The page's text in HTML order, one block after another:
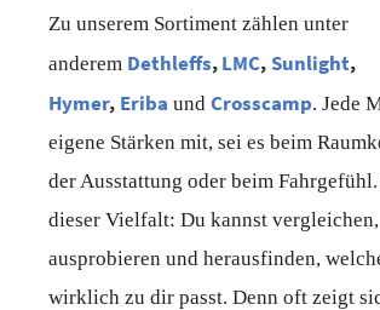
Zu unserem Sortiment zählen unter
anderem Dethleffs,LMC,Sunlight,
Hymer, Eriba und Crosscamp. Jede
eigene Stärken mit, sei es beim
der Ausstattung oder beim
dieser Vielfalt: Du kannst vergleichen,
ausprobieren und herausfinden,
wirklich zu dir passt. Denn oft zeigt